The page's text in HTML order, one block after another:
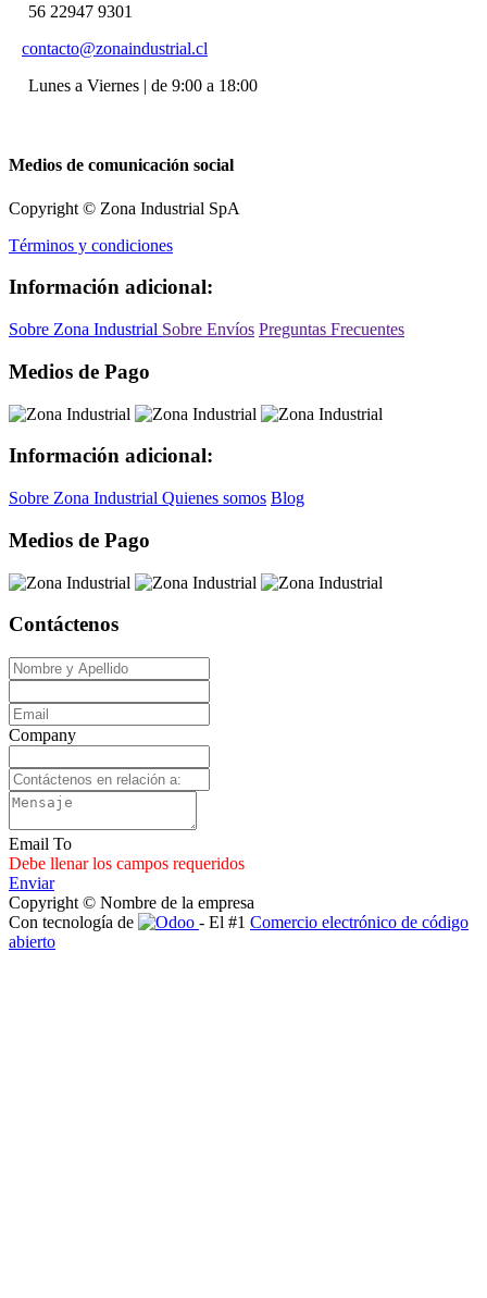
56 22947 9301
contacto@zonaindustrial.cl
Lunes a Viernes | de 9:00 a 18:00
Medios de comunicación social
Copyright © Zona Industrial SpA
Términos y condiciones
Información adicional:
Sobre Zona Industrial Sobre Envíos Preguntas Frecuentes
Medios de Pago
Información adicional:
Sobre Zona Industrial Quienes somos Blog
Medios de Pago
Contáctenos
Company
Email To
Debe llenar los campos requeridos
Enviar
Copyright © Nombre de la empresa
Con tecnología de
- El #1 Comercio electrónico de código
abierto